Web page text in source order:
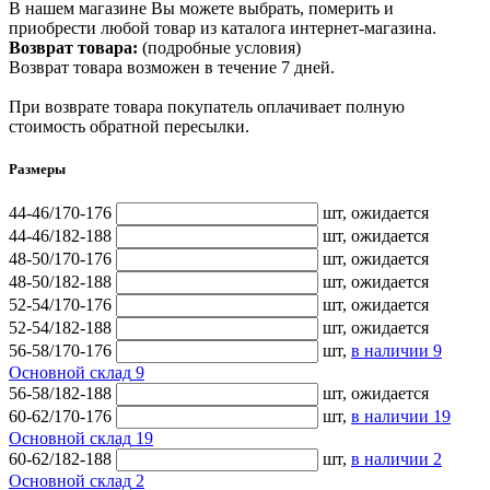
В нашем магазине Вы можете выбрать, померить и
приобрести любой товар из каталога интернет-магазина.
Возврат товара: (подробные условия)
Возврат товара возможен в течение 7 дней.
При возврате товара покупатель оплачивает полную
стоимость обратной пересылки.
Размеры
44-46/170-176 шт, ожидается
44-46/182-188
шт, ожидается
48-50/170-176
шт, ожидается
48-50/182-188
шт, ожидается
52-54/170-176
шт, ожидается
52-54/182-188
шт, ожидается
56-58/170-176
шт, в наличии 9
Основной склад 9
56-58/182-188
шт, ожидается
60-62/170-176
шт, в наличии 19
Основной склад 19
60-62/182-188
шт, в наличии 2
Основной склад 2